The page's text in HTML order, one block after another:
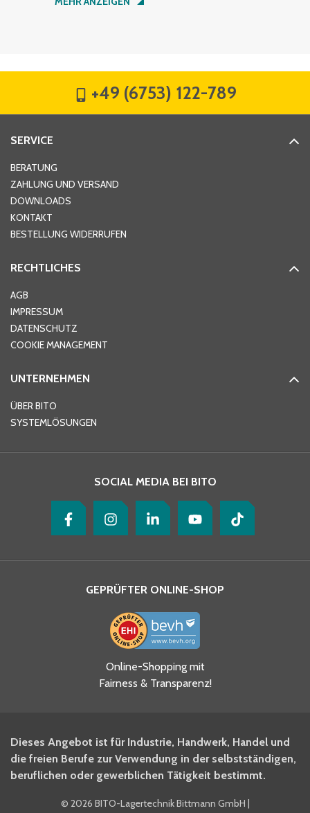
Hausnummer
Ort*
Telefon
Ja, ich habe die
Datenschutzhinweise gelesen
und akzeptiere diese.
BITO Newsletter Fachwissen
Intralogistiker anmelden.
Ja, ich möchte mich für den
+49 (6753) 122-789
SERVICE
BERATUNG
ZAHLUNG UND VERSAND
DOWNLOADS
KONTAKT
BESTELLUNG WIDERRUFEN
RECHTLICHES
AGB
IMPRESSUM
DATENSCHUTZ
COOKIE MANAGEMENT
UNTERNEHMEN
ÜBER BITO
SYSTEMLÖSUNGEN
SOCIAL MEDIA BEI BITO
GEPRÜFTER ONLINE-SHOP
Online-Shopping mit
Fairness & Transparenz!
Dieses Angebot ist für Industrie, Handwerk, Handel und
die freien Berufe zur Verwendung in der selbstständigen,
beruflichen oder gewerblichen Tätigkeit bestimmt.
© 2026 BITO-Lagertechnik Bittmann GmbH |